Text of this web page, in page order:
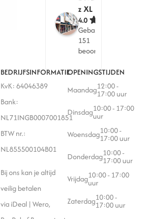
z XL
4.0
Gebaseerd op
151
beoordelingen
BEDRIJFSINFORMATIE
KvK: 64046389
Bank:
NL71INGB0007001851
BTW nr.:
NL855500104B01
Bij ons kan je altijd
veilig betalen
via iDeal | Wero,
OPENINGSTIJDEN
Maandag12:00 -
17:00 uur
Dinsdag10:00 - 17:00
uur
Woensdag10:00 -
17:00 uur
Donderdag10:00 -
17:00 uur
Vrijdag10:00 - 17:00
uur
Zaterdag10:00 -
17:00 uur